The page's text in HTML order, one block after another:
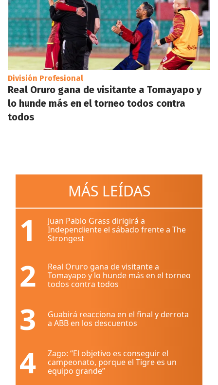
División Profesional
Real Oruro gana de visitante a Tomayapo y
lo hunde más en el torneo todos contra
todos
MÁS LEÍDAS
1
Juan Pablo Grass dirigirá a
Independiente el sábado frente a The
Strongest
2
Real Oruro gana de visitante a
Tomayapo y lo hunde más en el torneo
todos contra todos
3
Guabirá reacciona en el final y derrota
a ABB en los descuentos
4
Zago: “El objetivo es conseguir el
campeonato, porque el Tigre es un
equipo grande”